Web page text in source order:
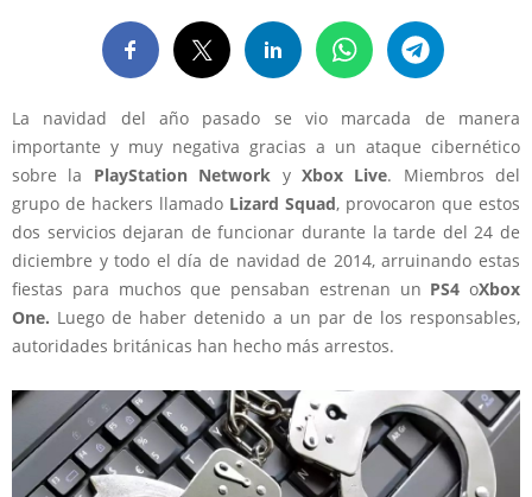
La navidad del año pasado se vio marcada de manera
importante y muy negativa gracias a un ataque cibernético
sobre la PlayStation Network y Xbox Live. Miembros del
grupo de hackers llamado Lizard Squad, provocaron que estos
dos servicios dejaran de funcionar durante la tarde del 24 de
diciembre y todo el día de navidad de 2014, arruinando estas
fiestas para muchos que pensaban estrenan un PS4 oXbox
One. Luego de haber detenido a un par de los responsables,
autoridades británicas han hecho más arrestos.